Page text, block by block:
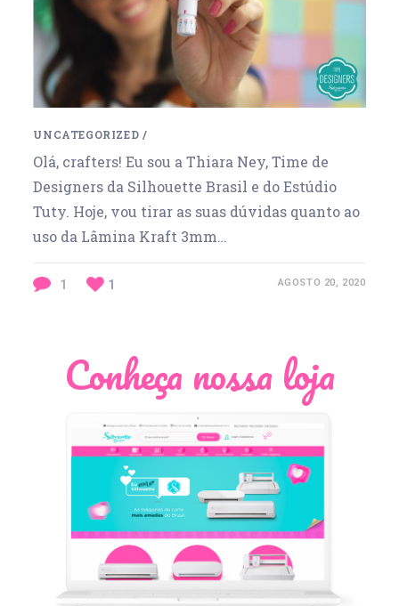
UNCATEGORIZED /
Olá, crafters! Eu sou a Thiara Ney, Time de
Designers da Silhouette Brasil e do Estúdio
Tuty. Hoje, vou tirar as suas dúvidas quanto ao
uso da Lâmina Kraft 3mm…
1 1 AGOSTO 20, 2020
Conheça nossa loja
Léia Pastori